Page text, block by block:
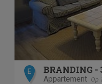
E BRANDING -
Appartement Op